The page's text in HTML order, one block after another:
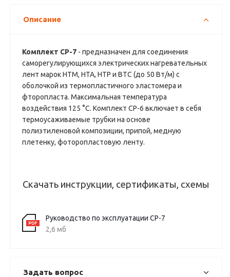
Описание
Комплект СР-7 - предназначен для соединения
саморегулирующихся электрических нагревательных
лент марок НТМ, НТА, НТР и ВТС (до 50 Вт/м) с
оболочкой из термопластичного эластомера и
фторопласта. Максимальная температура
воздействия 125 °С. Комплект СР-6 включает в себя
термоусаживаемые трубки на основе
полиэтиленовой композиции, припой, медную
плетенку, фоторопластовую ленту.
Скачать инструкции, сертификаты, схемы
Руководство по эксплуатации СР-7
2,6 мб
Задать вопрос